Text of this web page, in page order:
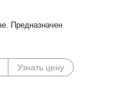
Предназначен
Узнать цену